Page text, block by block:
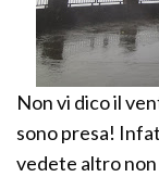
Non vi dico il
sono presa!
vedete altro non